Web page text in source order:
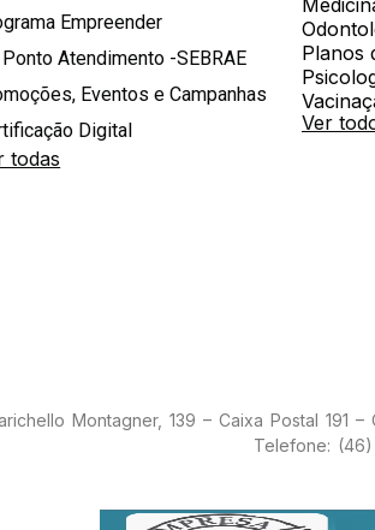
Empreender
Ponto Atendimento -SEBRAE
Eventos e Campanhas
Digital
todas
Planos
Ver
Montagner, 139 – Caixa Postal 191
Telefone: (46)